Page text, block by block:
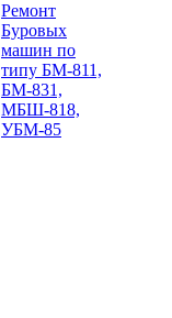
Ремонт
Буровых
машин по
типу БМ-811,
БМ-831,
МБШ-818,
УБМ-85